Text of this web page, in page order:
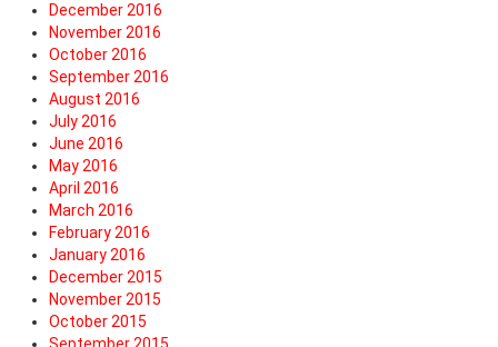
December 2016
November 2016
October 2016
September 2016
August 2016
July 2016
June 2016
May 2016
April 2016
March 2016
February 2016
January 2016
December 2015
November 2015
October 2015